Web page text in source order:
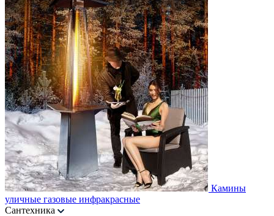
Камины
уличные газовые инфракрасные
Сантехника